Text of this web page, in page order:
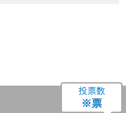
投票数
※票